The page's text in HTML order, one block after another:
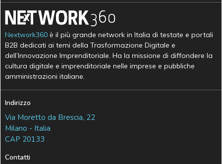
Nextwork360 è il più grande network in Italia di testate e portali
B2B dedicati ai temi della Trasformazione Digitale e
dell’Innovazione Imprenditoriale. Ha la missione di diffondere la
cultura digitale e imprenditoriale nelle imprese e pubbliche
amministrazioni italiane.
Indirizzo
Via Moretto da Brescia, 22
Milano - Italia
CAP 20133
Contatti